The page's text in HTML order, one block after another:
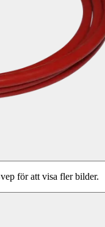
för att visa fler bilder.